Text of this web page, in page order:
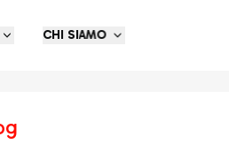
CHI SIAMO